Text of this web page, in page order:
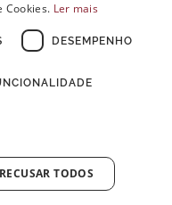
Cookies. Ler mais
DESEMPENHO
RECUSAR TODOS